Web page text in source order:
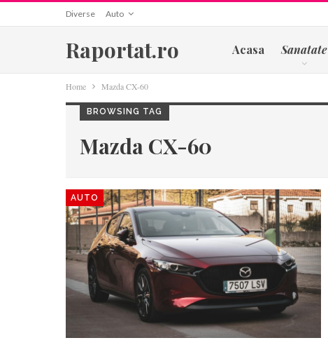
Diverse Auto
Raportat.ro Acasa Sanatate
Home Mazda CX-60
BROWSING TAG
Mazda CX-60
AUTO